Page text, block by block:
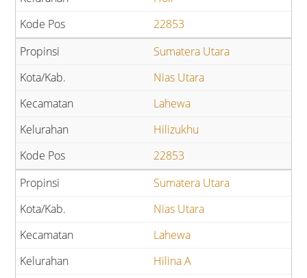
22853
Sumatera Utara
Nias Utara
Lahewa
Hilizukhu
22853
Sumatera Utara
Nias Utara
Lahewa
Hilina A